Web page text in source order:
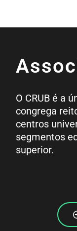
O CRUB é a
congrega
centros
segmentos
superior.